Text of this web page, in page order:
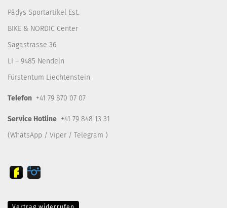
Pädys Sportartikel Est.
BIKE & NORDIC Center
Sägastrasse 36
LI – 9485 Nendeln
Fürstentum Liechtenstein
Telefon +41 79 870 07 07
Service Hotline +41 79 848 13 31
(WhatsApp / Viper / Telegram )